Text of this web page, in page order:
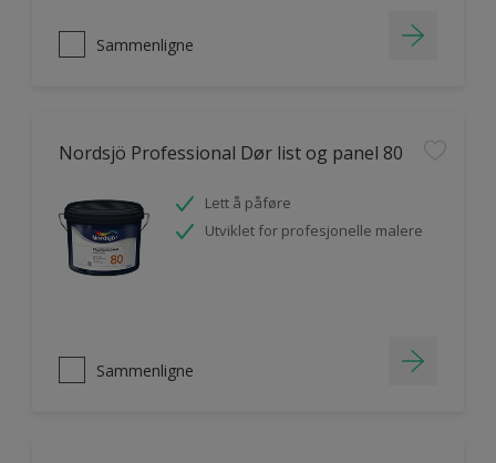
Sammenligne
Nordsjö Professional Dør list og panel 80
Lett å påføre
Utviklet for profesjonelle malere
Sammenligne